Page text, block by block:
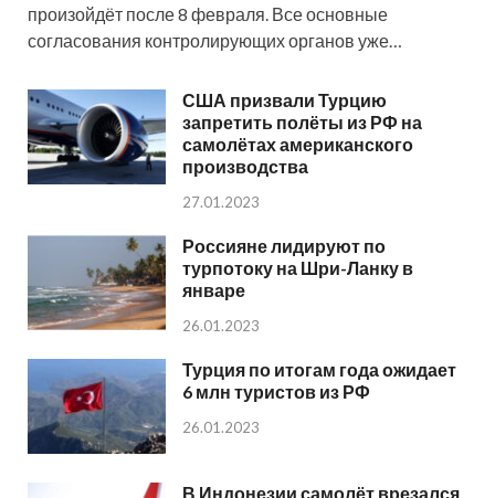
произойдёт после 8 февраля. Все основные
согласования контролирующих органов уже…
США призвали Турцию
запретить полёты из РФ на
самолётах американского
производства
27.01.2023
Россияне лидируют по
турпотоку на Шри-Ланку в
январе
26.01.2023
Турция по итогам года ожидает
6 млн туристов из РФ
26.01.2023
В Индонезии самолёт врезался